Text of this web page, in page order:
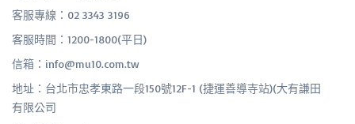
客服專線：02 3343 3196
客服時間：1200-1800(平日)
信箱：info@mu10.com.tw
地址：台北市忠孝東路一段150號12F-1 (捷運善導寺站)(大有謙田
有限公司